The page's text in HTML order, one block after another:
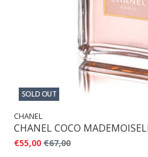
SOLD OUT
CHANEL
CHANEL COCO
€55,00 €67,00